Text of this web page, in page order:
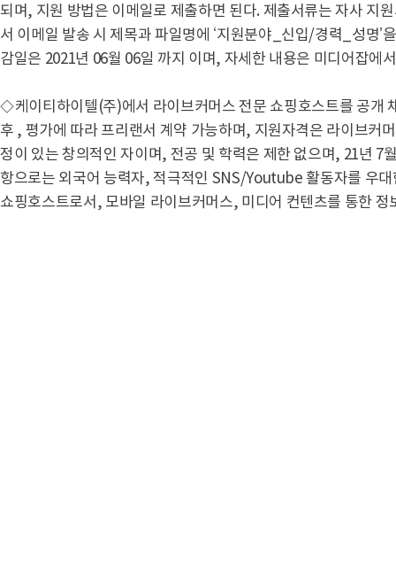
되며, 지원 방법은 이메일로 제출하면 된다. 제출서류는 자사 지
서 이메일 발송 시 제목과 파일명에 ‘지원분야_신입/경력_성명’
감일은 2021년 06월 06일 까지 이며, 자세한 내용은 미디어잡에
◇케이티하이텔(주)에서 라이브커머스 전문 쇼핑호스트를 공개
후 , 평가에 따라 프리랜서 계약 가능하며, 지원자격은 라이브커
정이 있는 창의적인 자이며, 전공 및 학력은 제한 없으며, 21년 7
항으로는 외국어 능력자, 적극적인 SNS/Youtube 활동자를 우
쇼핑호스트로서, 모바일 라이브커머스, 미디어 컨텐츠를 통한